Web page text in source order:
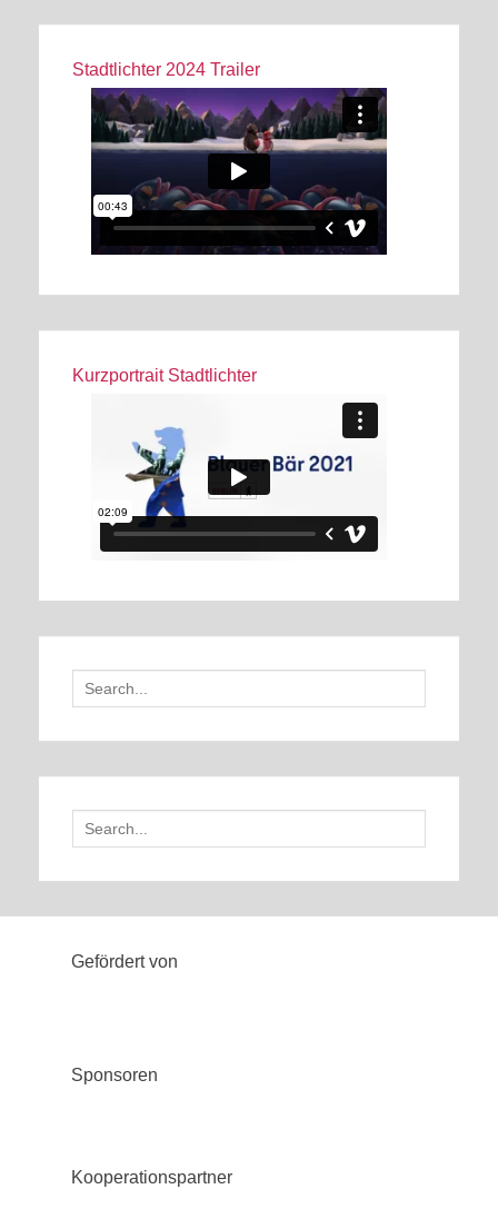
Stadtlichter 2024 Trailer
Kurzportrait Stadtlichter
Search
for:
Search
for:
Gefördert von
Sponsoren
Kooperationspartner